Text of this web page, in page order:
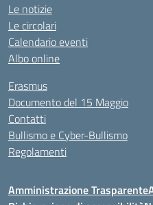
Le notizie
Le circolari
Calendario eventi
Albo online
Erasmus
Documento del 15 Maggio
Contatti
Bullismo e Cyber-Bullismo
Regolamenti
Amministrazione Trasparente